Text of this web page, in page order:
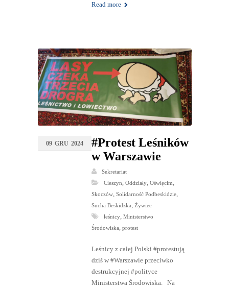
Read more
09 GRU 2024
#Protest Leśników
w Warszawie
Sekretariat
Cieszyn Oddziały, Oświęcim
Skoczów, Solidarność Podbeskidzie,
Sucha Beskidzka
Żywiec
leśnicy, Ministerstwo
Środowiska protest
Leśnicy z całej Polski #protestują
dziś w #Warszawie przeciwko
destrukcyjnej #polityce
Ministerstwa Środowiska. Na